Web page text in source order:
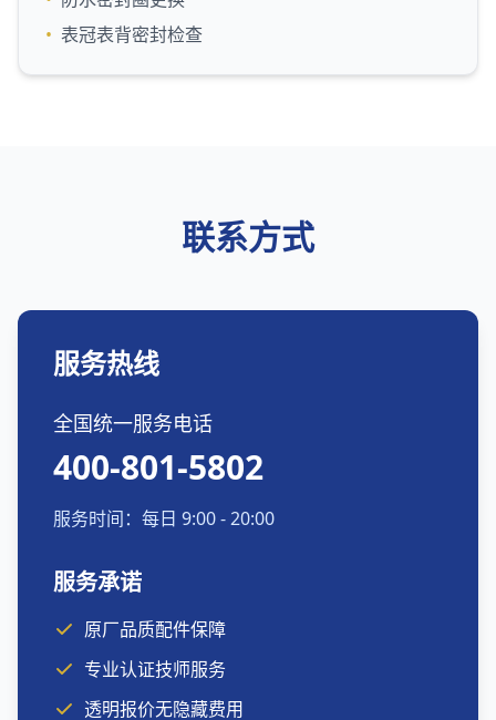
• 表冠表背密封检查
联系方式
服务热线
全国统一服务电话
400-801-5802
服务时间：每日 9:00 - 20:00
服务承诺
原厂品质配件保障
专业认证技师服务
透明报价无隐藏费用